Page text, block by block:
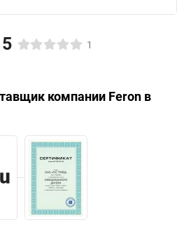
5 1
компании Feron в